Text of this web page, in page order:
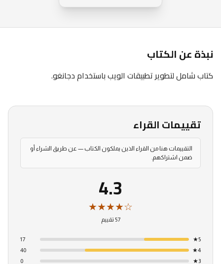
نبذة عن الكتاب
كتاب شامل لتطوير تطبيقات الويب باستخدام دجانغو.
تقييمات القراء
التقييمات هنا من القراء الذين يملكون الكتاب — عن طريق الشراء أو
ضمن اشتراكهم.
4.3
★★★★☆
57 تقييم
5
★
17
4
★
40
3
★
0